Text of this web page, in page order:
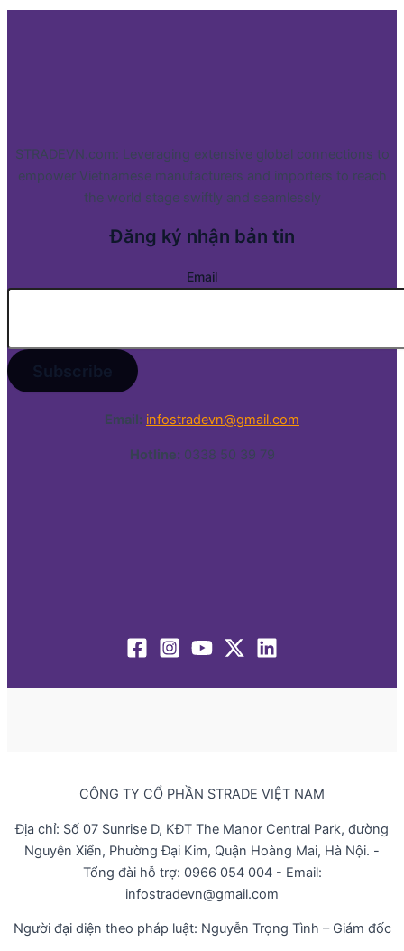
STRADEVN.com: Leveraging extensive global connections to
empower Vietnamese manufacturers and importers to reach
the world stage swiftly and seamlessly
Đăng ký nhận bản tin
Email
Email: infostradevn@gmail.com
Hotline: 0338 50 39 79
CÔNG TY CỔ PHẦN STRADE VIỆT NAM
Địa chỉ: Số 07 Sunrise D, KĐT The Manor Central Park, đường
Nguyễn Xiển, Phường Đại Kim, Quận Hoàng Mai, Hà Nội. -
Tổng đài hỗ trợ: 0966 054 004 - Email:
infostradevn@gmail.com
Người đại diện theo pháp luật: Nguyễn Trọng Tình – Giám đốc